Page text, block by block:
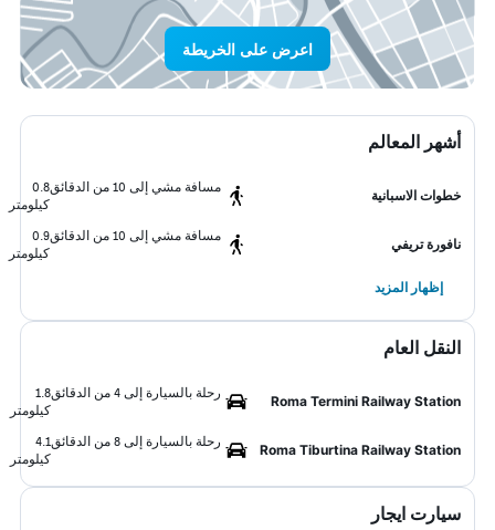
اعرض على الخريطة
أشهر المعالم
خطوات الاسبانية
مسافة مشي إلى 10 من الدقائق
0.8
كيلومتر
نافورة تريفي
مسافة مشي إلى 10 من الدقائق
0.9
كيلومتر
إظهار المزيد
النقل العام
Roma Termini Railway Station
رحلة بالسيارة إلى 4 من الدقائق
1.8
كيلومتر
Roma Tiburtina Railway Station
رحلة بالسيارة إلى 8 من الدقائق
4.1
كيلومتر
سيارت ايجار